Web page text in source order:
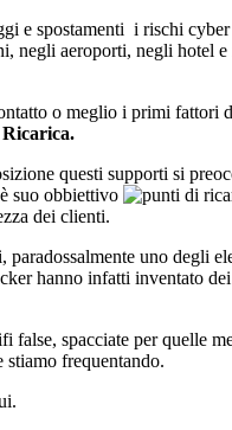
e spostamenti i rischi cyber
negli aeroporti, negli hotel
o meglio i primi fattori
questi supporti si
suo obbiettivo
dei clienti.
paradossalmente uno degli
hanno infatti inventato
false, spacciate per quelle
stiamo frequentando.